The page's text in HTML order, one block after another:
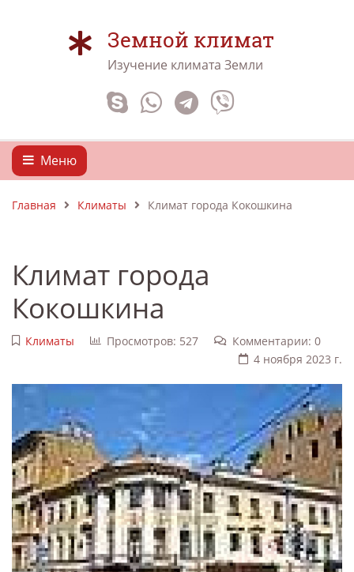
Земной климат
Изучение климата Земли
Меню
Главная Климаты Климат города Кокошкина
Климат города
Кокошкина
Климаты Просмотров: 527
Комментарии: 0
4 ноября 2023 г.